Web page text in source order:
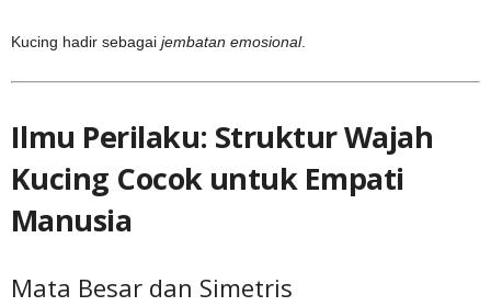
Kucing hadir sebagai jembatan emosional.
Ilmu Perilaku: Struktur Wajah
Kucing Cocok untuk Empati
Manusia
Mata Besar dan Simetris